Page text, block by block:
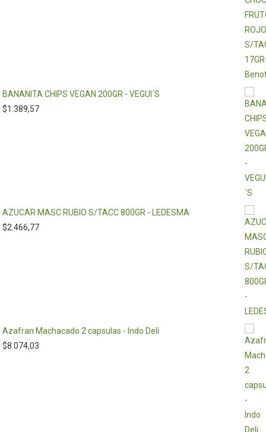
BANANITA CHIPS VEGAN 200GR - VEGUI´S
$1.389,57
AZUCAR MASC RUBIO S/TACC 800GR - LEDESMA
$2.466,77
Azafran Machacado 2 capsulas - Indo Deli
$8.074,03